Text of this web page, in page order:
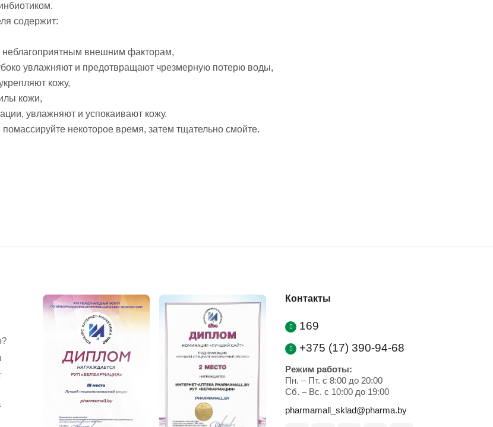
содержит:
неблагоприятным внешним факторам,
увлажняют и предотвращают чрезмерную потерю воды,
кожу,
кожи,
увлажняют и успокаивают кожу.
некоторое время, затем тщательно смойте.
Контакты
169
+375 (17) 390-94-68
Режим работы:
Пн. – Пт. с 8:00 до 20:00
Cб. – Вс. с 10:00 до 19:00
pharmamall_sklad@pharma.by